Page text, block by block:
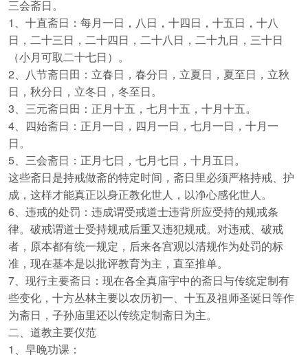
三会斋日。
1、十直斋日：每月一日，八日，十四日，十五日，十八
日，二十三日，二十四日，二十八日，二十九日，三十日
（小月可取二十七日）。
2、八节斋日田：立春日，春分日，立夏日，夏至日，立秋
日，秋分日，立冬日，冬至日。
3、三元斋日田：正月十五，七月十五，十月十五。
4、四始斋日：正月一日，四月一日，七月一日，十月一
日。
5、三会斋日：正月七日，七月七日，十月五日。
这些斋日是持戒做斋的特定时间，斋日里必须严格持戒、护
成，这样才能真正以身正教化世人，以净心感化世人。
6、违戒的处罚：违成谓受戒道士违背所应受持的规戒条
律。破戒谓道士受持规戒后重又违犯规戒。对违戒、破戒
者，原本都有统一规定，后来各宫观以清规作为处罚的标
准，现在基本是以批评教育为主，直至推单。
7、现行主要斋日：现在各全真庙宇中的斋日与传统定制有
些变化，十方丛林主要以农历初一、十五及祖师圣诞日等作
为斋日，子孙庙里还以传统定制斋日为主。
二、道教主要仪范
1、早晚功课：